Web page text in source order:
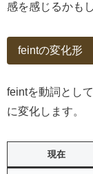
感を感じるかも
feintの変化形
feintを動詞とし
に変化します。
現在